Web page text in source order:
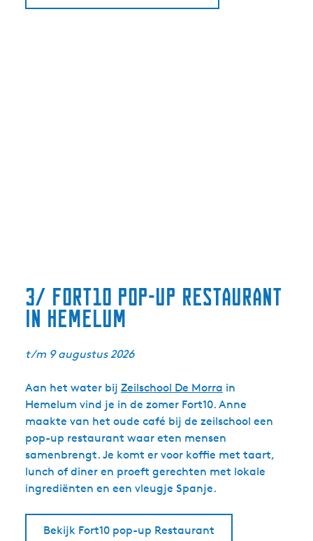
3/ Fort10 pop-up restaurant
in Hemelum
t/m 9 augustus 2026
Aan het water bij Zeilschool De Morra in
Hemelum vind je in de zomer Fort10. Anne
maakte van het oude café bij de zeilschool een
pop-up restaurant waar eten mensen
samenbrengt. Je komt er voor koffie met taart,
lunch of diner en proeft gerechten met lokale
ingrediënten en een vleugje Spanje.
Bekijk Fort10 pop-up Restaurant